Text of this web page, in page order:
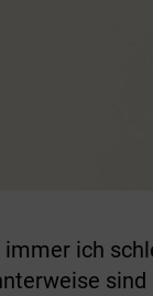
immer ich